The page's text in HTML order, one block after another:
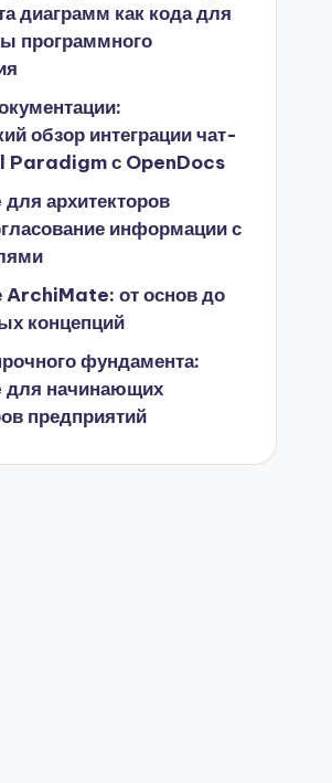
диаграмм как кода для
программного
обзор интеграции чат-
Paradigm с OpenDocs
архитекторов
информации с
ArchiMate: от основ до
концепций
фундамента:
начинающих
предприятий